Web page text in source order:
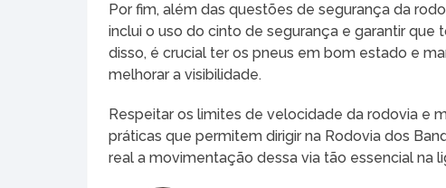
Por fim, além das questões de segurança da
inclui o uso do cinto de segurança e garantir
disso, é crucial ter os pneus em bom estado e
melhorar a visibilidade.
Respeitar os limites de velocidade da rodovia e
práticas que permitem dirigir na Rodovia dos
real a movimentação dessa via tão essencial na